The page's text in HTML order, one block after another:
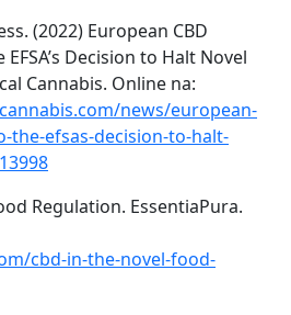
(2022) European CBD
Decision to Halt Novel
Cannabis. Online na:
news/european-
the-efsas-decision-to-halt-
Regulation. EssentiaPura.
cbd-in-the-novel-food-